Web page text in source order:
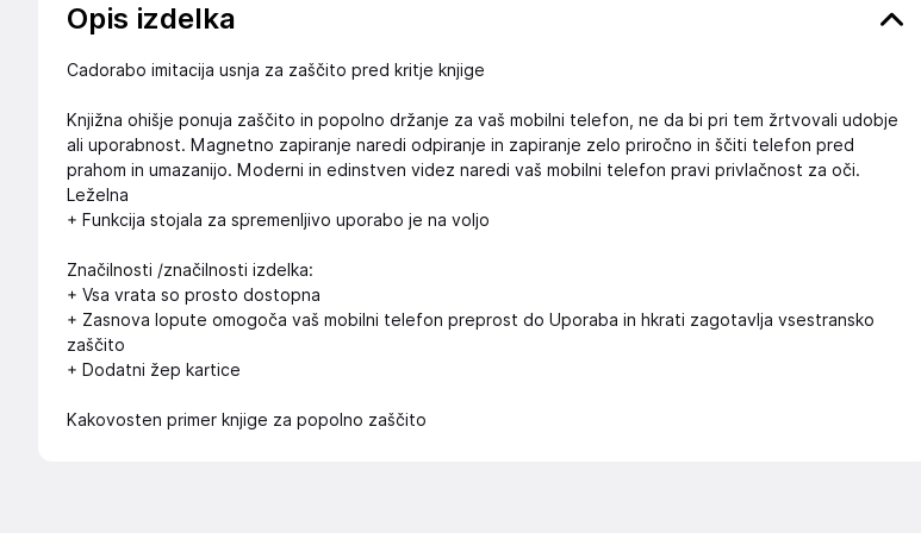
Opis izdelka
Cadorabo imitacija usnja za zaščito pred kritje knjige
Knjižna ohišje ponuja zaščito in popolno držanje za vaš mobilni telefon, ne da bi pri tem žrtvovali udobje
ali uporabnost. Magnetno zapiranje naredi odpiranje in zapiranje zelo priročno in ščiti telefon pred
prahom in umazanijo. Moderni in edinstven videz naredi vaš mobilni telefon pravi privlačnost za oči.
Leželna
+ Funkcija stojala za spremenljivo uporabo je na voljo
Značilnosti /značilnosti izdelka:
+ Vsa vrata so prosto dostopna
+ Zasnova lopute omogoča vaš mobilni telefon preprost do Uporaba in hkrati zagotavlja vsestransko
zaščito
+ Dodatni žep kartice
Kakovosten primer knjige za popolno zaščito